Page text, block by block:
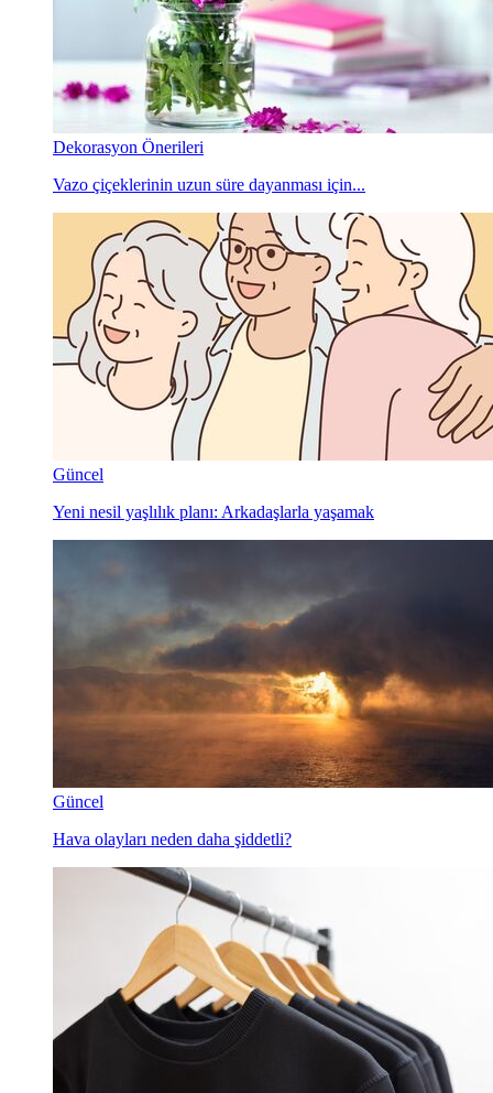
Dekorasyon Önerileri
Vazo çiçeklerinin uzun süre dayanması için...
Güncel
Yeni nesil yaşlılık planı: Arkadaşlarla yaşamak
Güncel
Hava olayları neden daha şiddetli?